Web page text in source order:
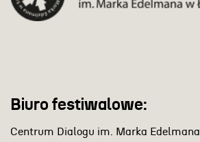
Biuro festiwalowe:
Centrum Dialogu im. Marka Edelmana